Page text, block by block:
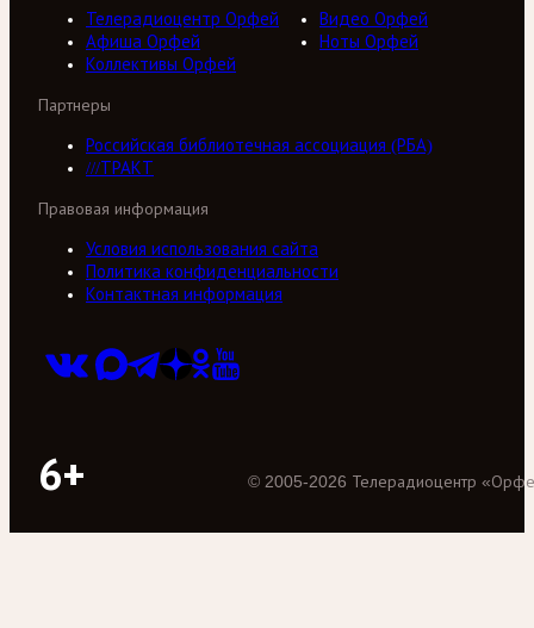
Телерадиоцентр Орфей
Видео Орфей
Афиша Орфей
Ноты Орфей
Коллективы Орфей
Партнеры
Российская библиотечная ассоциация (РБА)
///ТРАКТ
Правовая информация
Условия использования сайта
Политика конфиденциальности
Контактная информация
6+ © 2005-2026 Телерадиоцентр